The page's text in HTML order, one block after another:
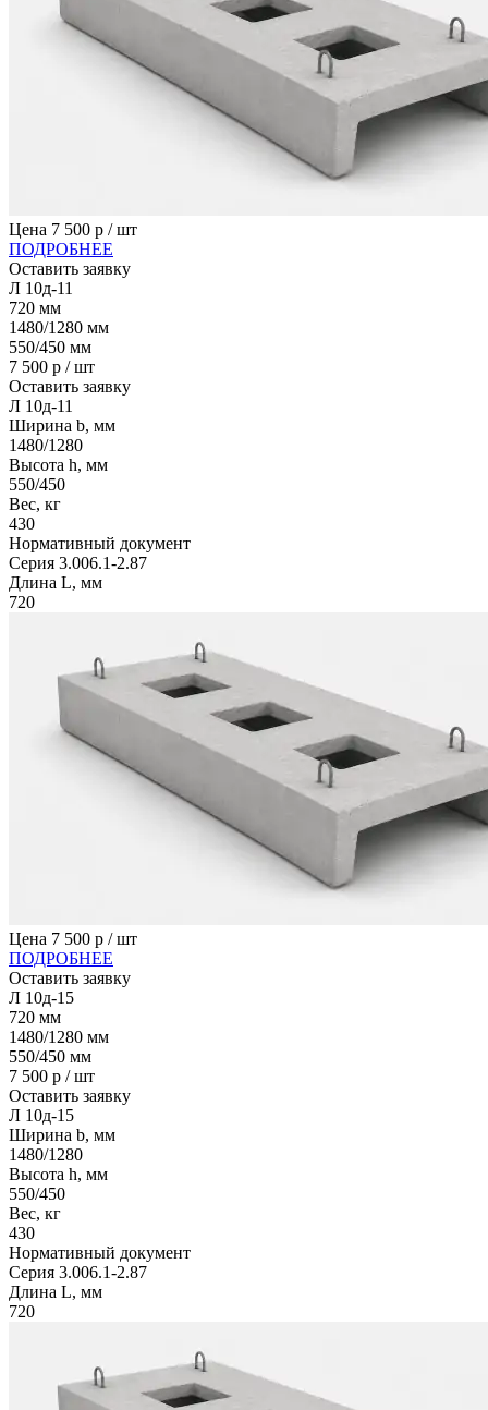
Цена 7 500 р / шт
ПОДРОБНЕЕ
Оставить заявку
Л 10д-11
720 мм
1480/1280 мм
550/450 мм
7 500 р / шт
Оставить заявку
Л 10д-11
Ширина b, мм
1480/1280
Высота h, мм
550/450
Вес, кг
430
Нормативный документ
Серия 3.006.1-2.87
Длина L, мм
720
Цена 7 500 р / шт
ПОДРОБНЕЕ
Оставить заявку
Л 10д-15
720 мм
1480/1280 мм
550/450 мм
7 500 р / шт
Оставить заявку
Л 10д-15
Ширина b, мм
1480/1280
Высота h, мм
550/450
Вес, кг
430
Нормативный документ
Серия 3.006.1-2.87
Длина L, мм
720